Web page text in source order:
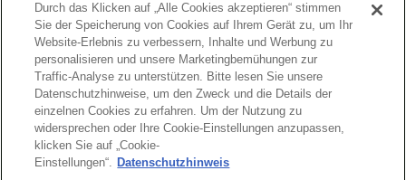
Über uns Geschäftsbereiche
Nachhaltigkeit Pressemitteilungen
Karriere
Durch das Klicken auf „Alle Cookies akzeptieren“ stimmen
Sie der Speicherung von Cookies auf Ihrem Gerät zu, um Ihr
Website-Erlebnis zu verbessern, Inhalte und Werbung zu
personalisieren und unsere Marketingbemühungen zur
Traffic-Analyse zu unterstützen. Bitte lesen Sie unsere
Datenschutzhinweise, um den Zweck und die Details der
einzelnen Cookies zu erfahren. Um der Nutzung zu
widersprechen oder Ihre Cookie-Einstellungen anzupassen,
klicken Sie auf „Cookie-
Einstellungen“. Datenschutzhinweis